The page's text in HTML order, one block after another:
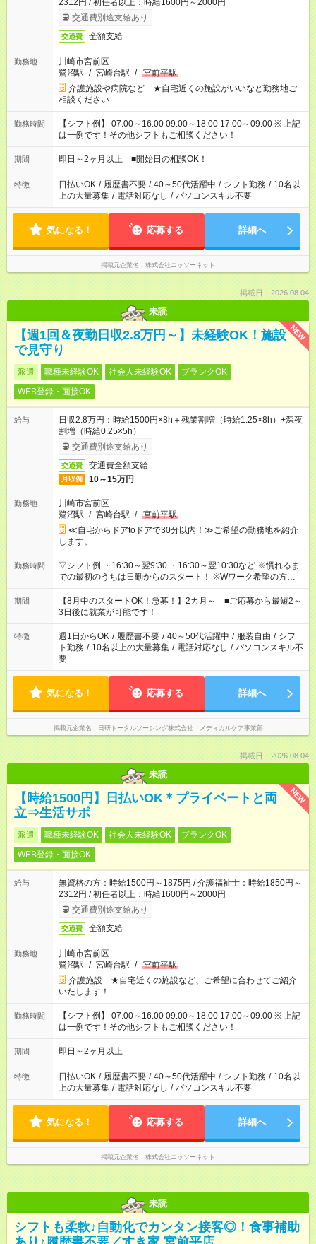
2312円 / 初任者以上：時給1600円～2000円
交通費別途支給あり
交通費 全額支給
勤務地
川崎市宮前区
鷺沼駅 / 宮崎台駅 / 宮前平駅
介護施設や病院など ★自宅近くの施設がいいなど勤務地ご
相談ください
勤務時間
【シフト例】 07:00～16:00 09:00～18:00 17:00～09:00 ※ 上記
は一例です！その他シフトもご相談ください！
期間 即日～2ヶ月以上 ■開始日の相談OK！
特徴 日払いOK / 履歴書不要 / 40～50代活躍中 / シフト勤務 / 10名以
上の大量募集 / 電話対応なし / パソコンスキル不要
気になる！ 応募する 詳細へ
掲載元企業名 株式会社ニッソーネット
掲載日：2026.08.04
未読
NEW
【週1回＆夜勤日収2.8万円～】未経験OK！施設
で見守り
派遣 職種未経験OK 社会人未経験OK
ブランクOK
WEB登録・面接OK
給与
日収2.8万円：時給1500円×8h＋残業割増（時給1.25×8h）+深夜
割増（時給0.25×5h）
交通費別途支給あり
交通費 交通費全額支給
月収例 10～15万円
勤務地
川崎市宮前区
鷺沼駅 / 宮崎台駅 / 宮前平駅
≪自宅からドアtoドアで30分以内！≫ご希望の勤務地を紹介
します。
勤務時間
▽シフト例 ・16:30～翌9:30 ・16:30～翌10:30など ※慣れるま
での最初のうちは日勤からのスタート！ ※Wワーク希望の方へ
今ご覧のお仕事で希望する勤務時間と、もう1つのお仕事の勤務
時間。 合計で週40時間を超える場合は応募できません。
期間
【8月中のスタートOK！急募！】2カ月～ ■ご応募から最短2～
3日後に就業が可能です！
特徴 週1日からOK / 履歴書不要 / 40～50代活躍中 / 服装自由 / シフ
ト勤務 / 10名以上の大量募集 / 電話対応なし / パソコンスキル不
要
気になる！ 応募する 詳細へ
掲載元企業名 日研トータルソーシング株式会社 メディカルケア事業部
掲載日：2026.08.04
未読
NEW
【時給1500円】日払いOK＊プライベートと両
立⇒生活サポ
派遣 職種未経験OK 社会人未経験OK
ブランクOK
WEB登録・面接OK
給与
無資格の方：時給1500円～1875円 / 介護福祉士：時給1850円～
2312円 / 初任者以上：時給1600円～2000円
交通費別途支給あり
交通費 全額支給
勤務地
川崎市宮前区
鷺沼駅 / 宮崎台駅 / 宮前平駅
介護施設 ★自宅近くの施設など、ご希望に合わせてご紹介
いたします！
勤務時間
【シフト例】 07:00～16:00 09:00～18:00 17:00～09:00 ※ 上記
は一例です！その他シフトもご相談ください！
期間 即日～2ヶ月以上
特徴 日払いOK / 履歴書不要 / 40～50代活躍中 / シフト勤務 / 10名以
上の大量募集 / 電話対応なし / パソコンスキル不要
気になる！ 応募する 詳細へ
掲載元企業名 株式会社ニッソーネット
未読
シフトも柔軟♪自動化でカンタン接客◎！食事補助